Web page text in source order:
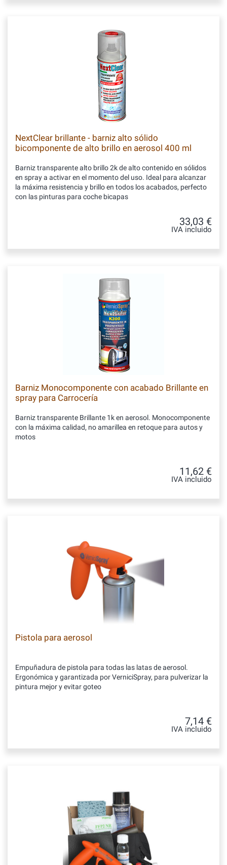
NextClear brillante - barniz alto sólido
bicomponente de alto brillo en aerosol 400 ml
Barniz transparente alto brillo 2k de alto contenido en sólidos
en spray a activar en el momento del uso. Ideal para alcanzar
la máxima resistencia y brillo en todos los acabados, perfecto
con las pinturas para coche bicapas
33,03 €
IVA incluido
Barniz Monocomponente con acabado Brillante en
spray para Carrocería
Barniz transparente Brillante 1k en aerosol. Monocomponente
con la máxima calidad, no amarillea en retoque para autos y
motos
11,62 €
IVA incluido
Pistola para aerosol
Empuñadura de pistola para todas las latas de aerosol.
Ergonómica y garantizada por VerniciSpray, para pulverizar la
pintura mejor y evitar goteo
7,14 €
IVA incluido